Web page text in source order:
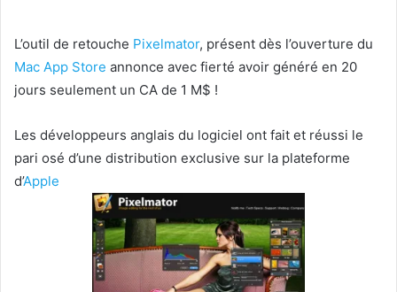
L’outil de retouche Pixelmator, présent dès l’ouverture du
Mac App Store annonce avec fierté avoir généré en 20
jours seulement un CA de 1 M$ !
Les développeurs anglais du logiciel ont fait et réussi le
pari osé d’une distribution exclusive sur la plateforme
d’Apple